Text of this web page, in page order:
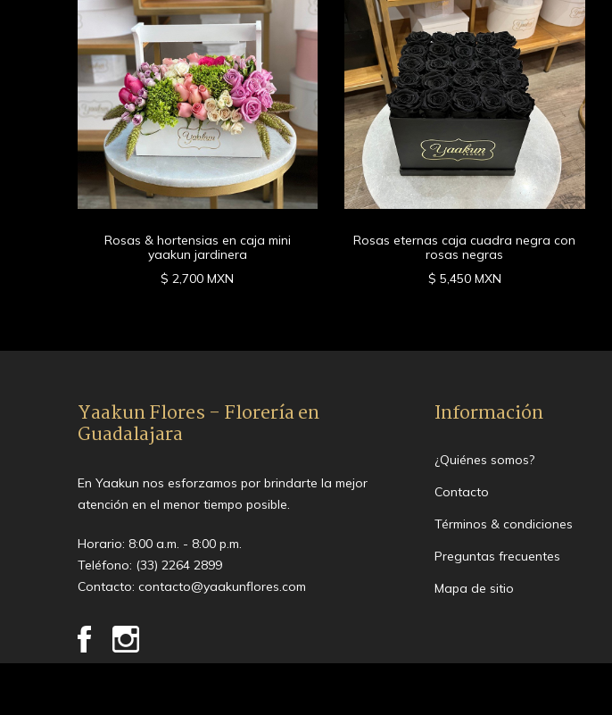
Rosas & hortensias en caja mini
yaakun jardinera
$ 2,700 MXN
Rosas eternas caja cuadra negra con
rosas negras
$ 5,450 MXN
Yaakun Flores - Florería en
Guadalajara
En Yaakun nos esforzamos por brindarte la mejor
atención en el menor tiempo posible.
Horario: 8:00 a.m. - 8:00 p.m.
Teléfono: (33) 2264 2899
Contacto: contacto@yaakunflores.com
Información
¿Quiénes somos?
Contacto
Términos & condiciones
Preguntas frecuentes
Mapa de sitio